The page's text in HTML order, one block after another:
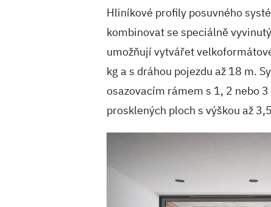
Hliníkové profily posuvného
kombinovat se speciálně
umožňují vytvářet
kg a s dráhou pojezdu až 18 m.
osazovacím rámem s 1, 2 nebo
prosklených ploch s výškou až